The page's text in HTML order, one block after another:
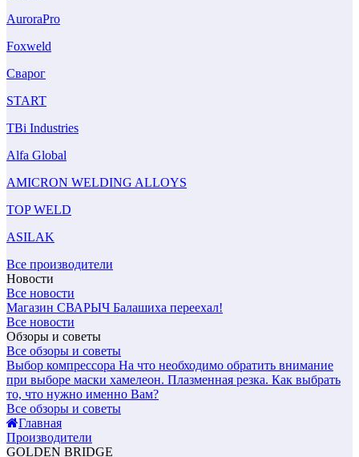
AuroraPro
Foxweld
Сварог
START
TBi Industries
Alfa Global
AMICRON WELDING ALLOYS
TOP WELD
ASILAK
Все производители
Новости
Все новости
Магазин СВАРЫЧ Балашиха переехал!
Все новости
Обзоры и советы
Все обзоры и советы
Выбор компрессора На что необходимо обратить внимание
при выборе маски хамелеон. Плазменная резка. Как выбрать
то, что нужно именно Вам?
Все обзоры и советы
Главная
Производители
GOLDEN BRIDGE